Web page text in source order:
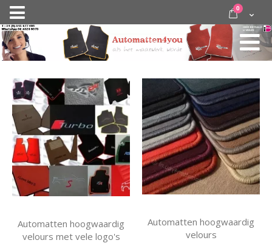
Nav
activeren
door
inhoud
Cart
0 items
Automatten hoogwaardig
velours met vele logo's
Automatten hoogwaardig
velours